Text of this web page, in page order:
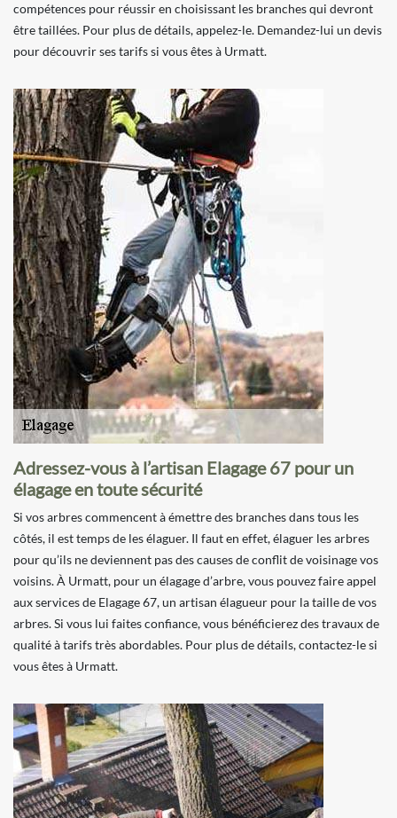
compétences pour réussir en choisissant les branches qui devront
être taillées. Pour plus de détails, appelez-le. Demandez-lui un devis
pour découvrir ses tarifs si vous êtes à Urmatt.
Adressez-vous à l’artisan Elagage 67 pour un
élagage en toute sécurité
Si vos arbres commencent à émettre des branches dans tous les
côtés, il est temps de les élaguer. Il faut en effet, élaguer les arbres
pour qu’ils ne deviennent pas des causes de conflit de voisinage vos
voisins. À Urmatt, pour un élagage d’arbre, vous pouvez faire appel
aux services de Elagage 67, un artisan élagueur pour la taille de vos
arbres. Si vous lui faites confiance, vous bénéficierez des travaux de
qualité à tarifs très abordables. Pour plus de détails, contactez-le si
vous êtes à Urmatt.